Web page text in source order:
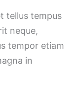
tellus tempus
neque,
tempor etiam
in